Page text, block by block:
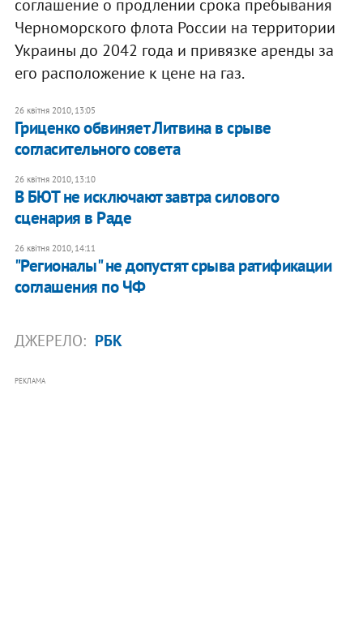
соглашение о продлении срока пребывания
Черноморского флота России на территории
Украины до 2042 года и привязке аренды за
его расположение к цене на газ.
26 квітня 2010, 13:05
Гриценко обвиняет Литвина в срыве
согласительного совета
26 квітня 2010, 13:10
В БЮТ не исключают завтра силового
сценария в Раде
26 квітня 2010, 14:11
"Регионалы" не допустят срыва ратификации
соглашения по ЧФ
ДЖЕРЕЛО: РБК
РЕКЛАМА